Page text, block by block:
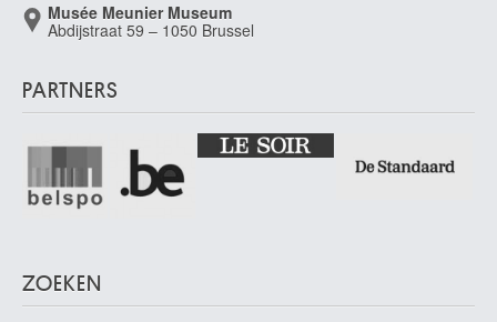
Musée Meunier Museum
Abdijstraat 59 – 1050 Brussel
PARTNERS
ZOEKEN